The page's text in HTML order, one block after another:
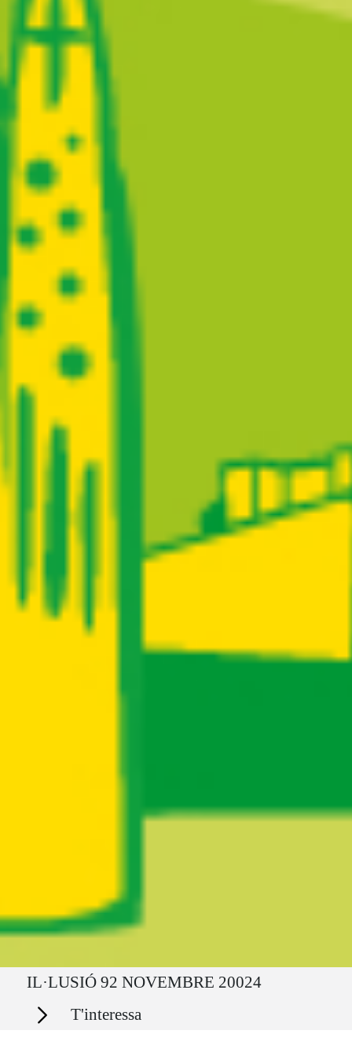
Ruta del sitio
IL·LUSIÓ 92 NOVEMBRE 20024
Secciones T'interessa